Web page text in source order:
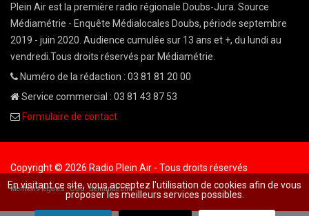
Plein Air est la première radio régionale Doubs-Jura. Source
Médiamétrie - Enquête Médialocales Doubs, période septembre
2019 - juin 2020. Audience cumulée sur 13 ans et +, du lundi au
vendredi.Tous droits réservés par Médiamétrie.
Numéro de la rédaction : 03 81 81 20 00
Service commercial : 03 81 43 87 53
Formulaire de contact
Copyright © 2026 Radio Plein Air - Tous droits réservés
Mentions légales CGU demande cnil
En visitant ce site, vous acceptez l'utilisation de cookies afin de vous
proposer les meilleurs services possibles.